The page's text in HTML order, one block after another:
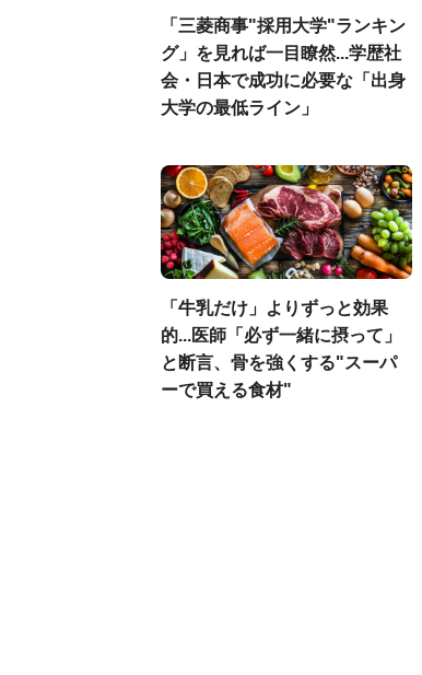
「三菱商事"採用大学"ランキン
グ」を見れば一目瞭然...学歴社
会・日本で成功に必要な「出身
大学の最低ライン」
「牛乳だけ」よりずっと効果
的...医師「必ず一緒に摂って」
と断言、骨を強くする"スーパ
ーで買える食材"